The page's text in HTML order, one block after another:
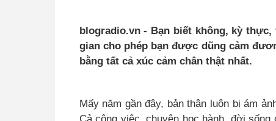
blogradio.vn - Bạn biết không, kỳ
gian cho phép bạn được dũng cảm
bằng tất cả xúc cảm chân thật nhất.
Mấy năm gần đây, bản thân luôn bị ám